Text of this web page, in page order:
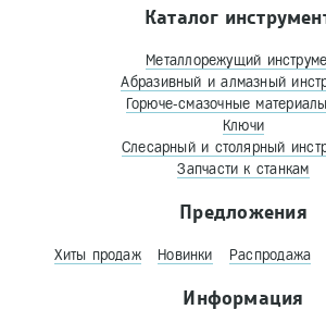
Каталог
Металлорежущий
Абразивный и алмазный
Горюче-смазочные
Ключи
Слесарный и столярный
Запчасти к станкам
Предложения
Хиты продаж Новинки Распродажа
Информация